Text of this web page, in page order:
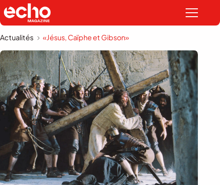
Actualités «Jésus, Caïphe et Gibson»